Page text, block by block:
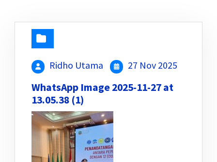
Ridho Utama 27 Nov 2025
WhatsApp Image 2025-11-27 at
13.05.38 (1)